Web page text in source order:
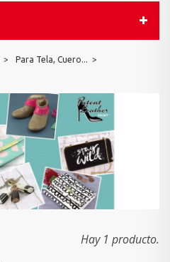
> Para Tela, Cuero... >
Hay 1 producto.